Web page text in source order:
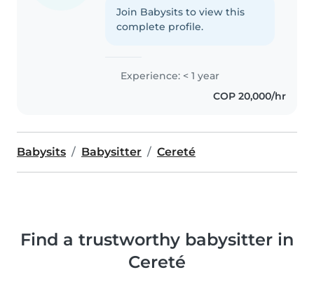
Join Babysits to view this
complete profile.
Experience: < 1 year
COP 20,000/hr
Babysits Babysitter Cereté
Find a trustworthy babysitter in
Cereté